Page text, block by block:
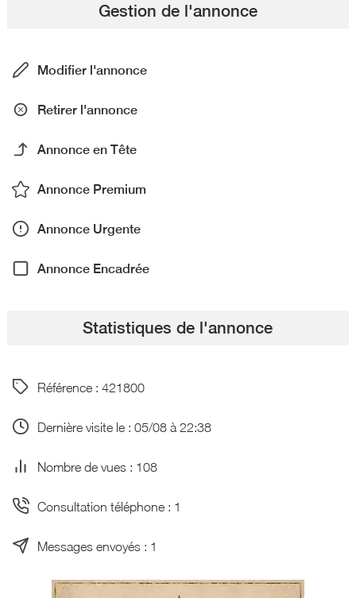
Gestion de l'annonce
Modifier l'annonce
Retirer l'annonce
Annonce en Tête
Annonce Premium
Annonce Urgente
Annonce Encadrée
Statistiques de l'annonce
Référence : 421800
Dernière visite le : 05/08 à 22:38
Nombre de vues : 108
Consultation téléphone : 1
Messages envoyés : 1